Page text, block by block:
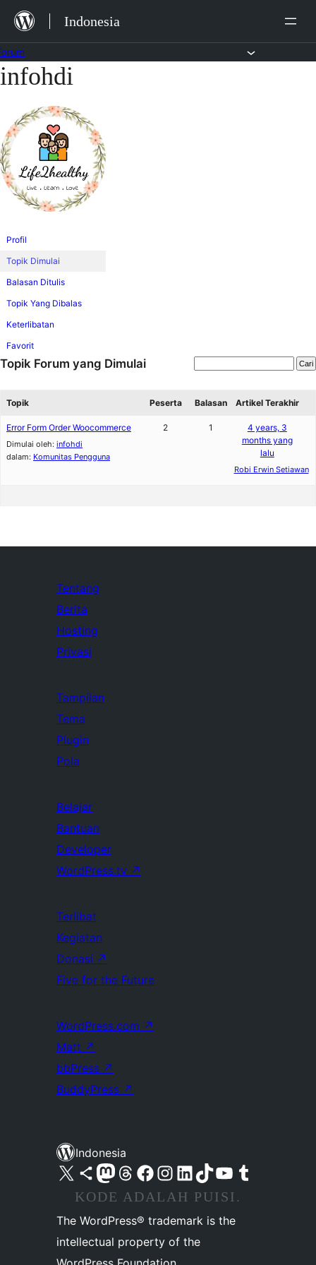
Lewat
konten
Indonesia
Lewati
konten
infohdi
Profil
Topik Dimulai
Balasan Ditulis
Topik Yang Dibalas
Keterlibatan
Favorit
Topik Forum yang Dimulai
Topik Peserta Balasan Artikel Terakhir
Error Form Order Woocommerce
Dimulai oleh: infohdi
dalam: Komunitas Pengguna
2 1
4 years, 3
months yang
lalu
Robi Erwin Setiawan
Tentang
Berita
Hosting
Privasi
Tampilan
Tema
Plugin
Pola
Belajar
Bantuan
Developer
WordPress.tv ↗
Terlibat
Kegiatan
Donasi ↗
Five for the Future
WordPress.com ↗
Matt ↗
bbPress ↗
BuddyPress ↗
Indonesia
Kunjungi akun X (sebelumnya Twitter) kamiVisit our Bluesky account
Kunjungi akun Mastodon kamiVisit our Threads account
Kunjungi halaman Facebook kamiKunjungi akun Instagram kamiKunjungi akun LinkedIn kamiVisit our TikTok account
Kunjungi channel YouTube kamiVisit our Tumblr account
KODE ADALAH PUISI.
The WordPress® trademark is the
intellectual property of the